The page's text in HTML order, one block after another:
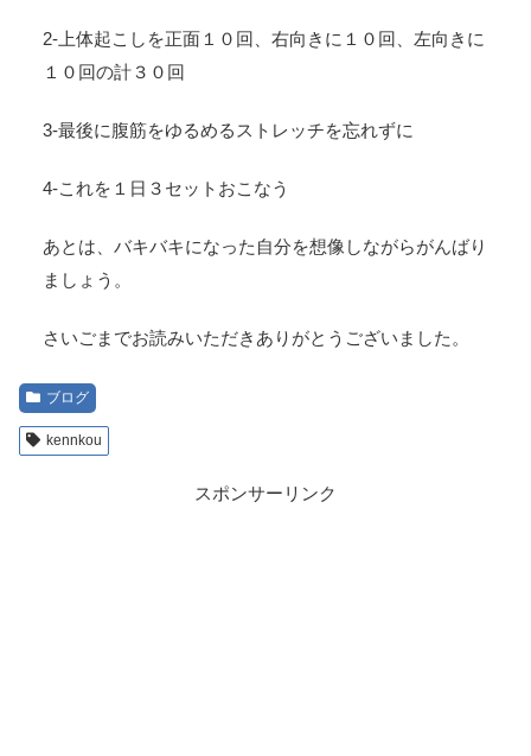
2-上体起こしを正面１０回、右向きに１０回、左向きに
１０回の計３０回
3-最後に腹筋をゆるめるストレッチを忘れずに
4-これを１日３セットおこなう
あとは、バキバキになった自分を想像しながらがんばり
ましょう。
さいごまでお読みいただきありがとうございました。
ブログ
kennkou
スポンサーリンク